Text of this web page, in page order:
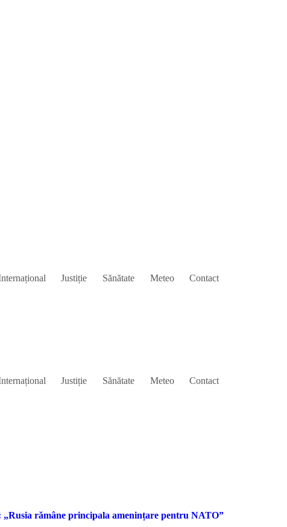
Justiție Sănătate Meteo Contact
Justiție Sănătate Meteo Contact
rămâne principala amenințare pentru NATO”